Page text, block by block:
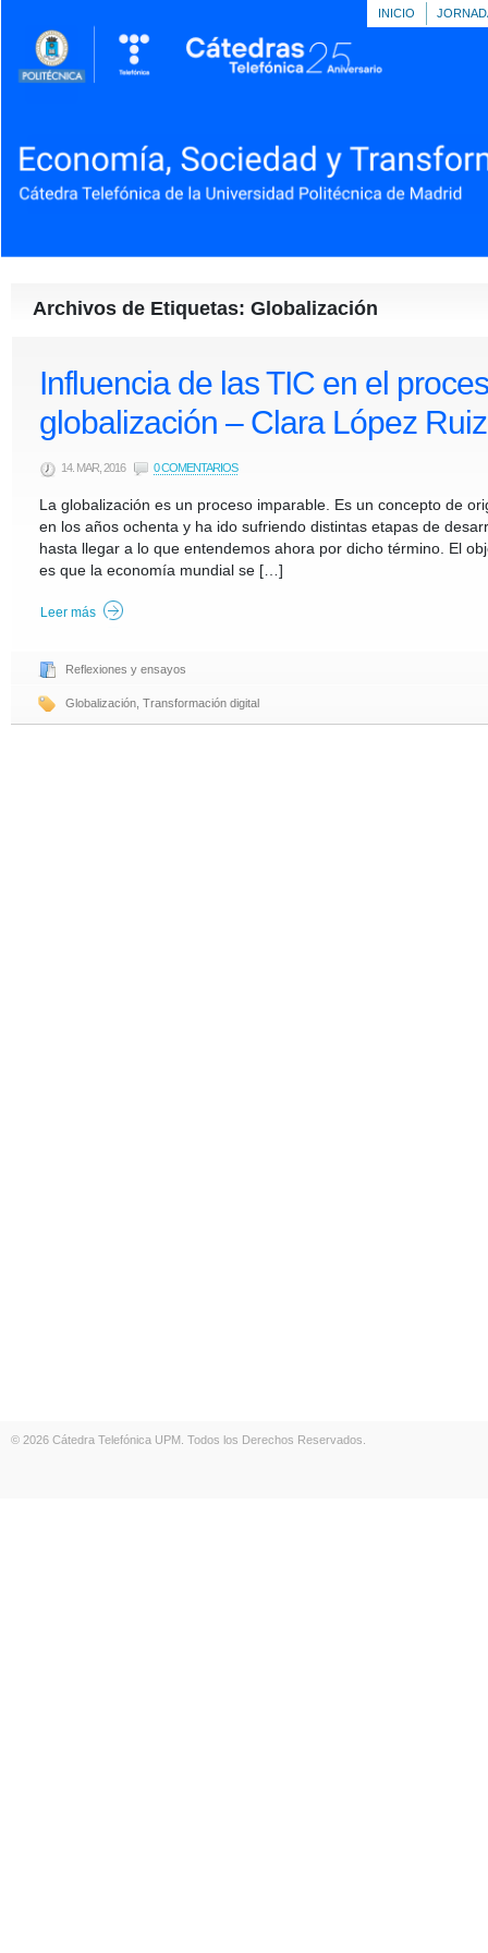
INICIO
Archivos de Etiquetas: Globalización
Influencia de las TIC en el
globalización – Clara López Ruiz
14. MAR, 2016 0 COMENTARIOS
La globalización es un proceso imparable. Es un concepto de
en los años ochenta y ha ido sufriendo distintas etapas de
hasta llegar a lo que entendemos ahora por dicho término. El
es que la economía mundial se […]
Leer más
Reflexiones y ensayos
Globalización Transformación digital
© 2026 Cátedra Telefónica UPM. Todos los Derechos Reservados.